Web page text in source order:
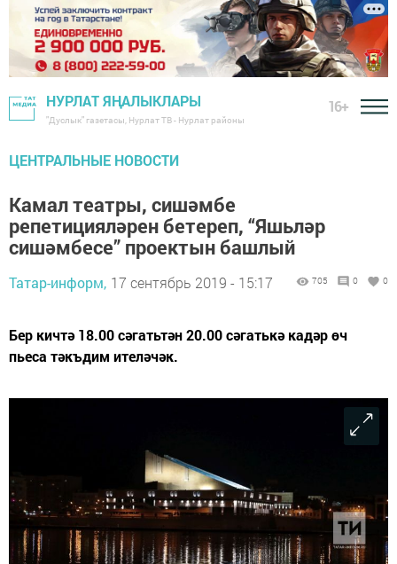
НУРЛАТ ЯҢАЛЫКЛАРЫ
"Дуслык" газетасы, Нурлат ТВ - Нурлат районы
16+
ЦЕНТРАЛЬНЫЕ НОВОСТИ
Камал театры, сишәмбе
репетицияләрен бетереп, “Яшьләр
сишәмбесе” проектын башлый
Татар-информ, 17 сентябрь 2019 - 15:17 705 0 0
Бер кичтә 18.00 сәгатьтән 20.00 сәгатькә кадәр өч
пьеса тәкъдим ителәчәк.